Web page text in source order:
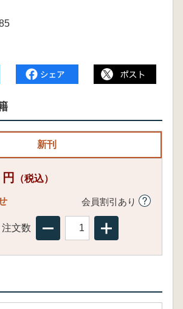
新刊
（税込）
会員割引あり
注文数